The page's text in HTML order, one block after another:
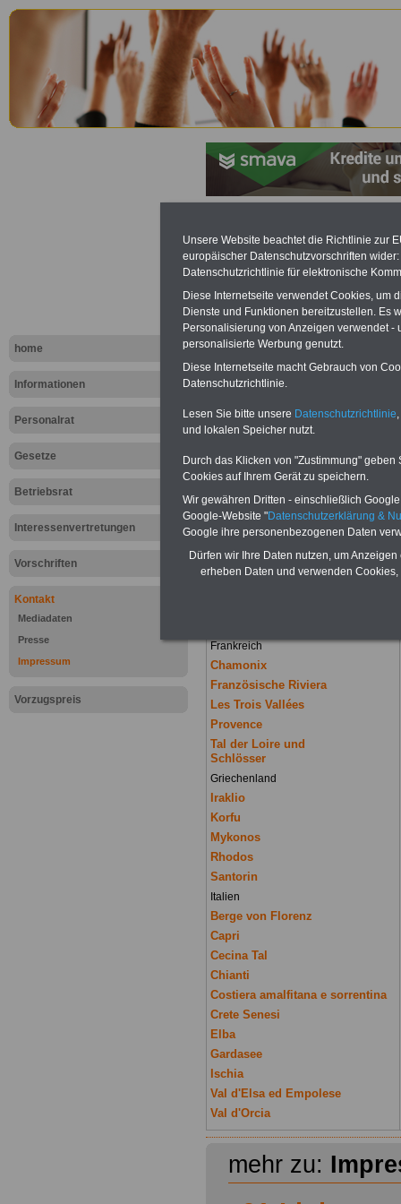
home
Informationen
Personalrat
Gesetze
Betriebsrat
Interessenvertretungen
Vorschriften
Kontakt
Mediadaten
Presse
Impressum
Vorzugspreis
Urlaub in
Urlaub in
Frankreich
Chamonix
Französische Riviera
Les Trois Vallées
Provence
Tal der Loire und
Schlösser
Griechenland
Iraklio
Korfu
Mykonos
Rhodos
Santorin
Italien
Berge von Florenz
Capri
Cecina Tal
Chianti
Costiera amalfitana e sorrentina
Crete Senesi
Elba
Gardasee
Ischia
Val d'Elsa ed Empolese
Val d'Orcia
mehr zu:
Unsere Website beachtet die Richtlinie zur
europäischer Datenschutzvorschriften
Datenschutzrichtlinie für elektronische
Diese Internetseite verwendet Cookies, um
Dienste und Funktionen bereitzustellen. Es
Personalisierung von Anzeigen verwendet
personalisierte Werbung genutzt.
Diese Internetseite macht Gebrauch von
Datenschutzrichtlinie.
Lesen Sie bitte unsere Datenschutzrichtlinie
und lokalen Speicher nutzt.
Durch das Klicken von "Zustimmung"
Cookies auf Ihrem Gerät zu speichern.
Wir gewähren Dritten - einschließlich
Google-Website "Datenschutzerklärung &
Google ihre personenbezogenen Daten
Dürfen wir Ihre Daten nutzen, um
erheben Daten und verwenden